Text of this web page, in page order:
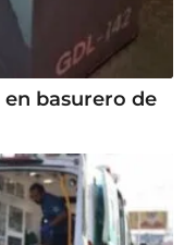
basurero de